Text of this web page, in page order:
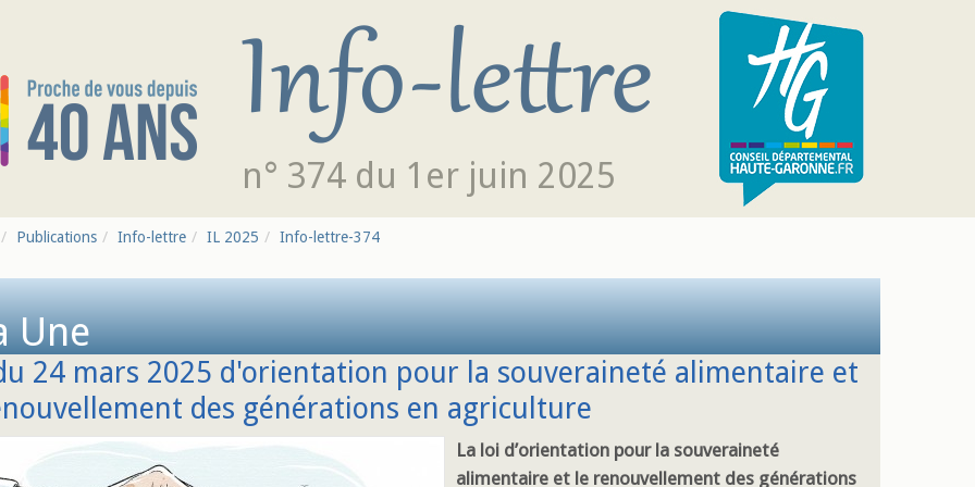
n° 374 du 1er juin 2025
Publications Info-lettre IL 2025 Info-lettre-374
Une
24 mars 2025 d'orientation pour la souveraineté alimentaire et
des générations en agriculture
La loi d’orientation pour la souveraineté
alimentaire et le renouvellement des générations